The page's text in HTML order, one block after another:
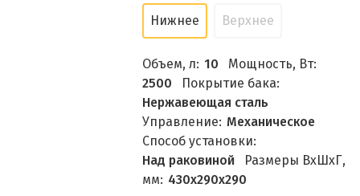
Нижнее Верхнее
Объем, л: 10
Мощность, Вт:
2500
Покрытие бака:
Нержавеющая сталь
Управление: Механическое
Способ установки:
Над раковиной
Размеры ВхШхГ,
мм: 430х290х290